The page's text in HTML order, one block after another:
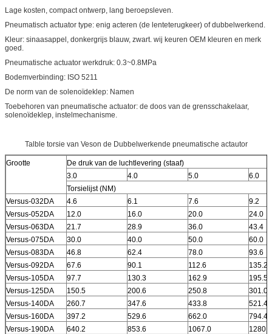
Lage kosten, compact ontwerp, lang beroepsleven.
Pneumatisch actuator type: enig acteren (de lenteterugkeer) of dubbelwerkend.
Kleur: sinaasappel, donkergrijs blauw, zwart. wij keuren OEM kleuren en merk
goed.
Pneumatische actuator werkdruk: 0.3~0.8MPa
Bodemverbinding: ISO 5211
De norm van de solenoïdeklep: Namen
Toebehoren van pneumatische actuator: de doos van de grensschakelaar,
solenoïdeklep, instelmechanisme.
Talble torsie van Veson de Dubbelwerkende pneumatische actautor
Grootte
De druk van de luchtlevering (staaf)
3.0
4.0 5.0
6.0
Torsielijst (NM)
Versus-032DA
4.6 6.1 7.6
9.2
Versus-052DA
12.0 16.0 20.0
24.0
Versus-063DA
21.7 28.9 36.0
43.4
Versus-075DA
30.0 40.0 50.0
60.0
Versus-083DA
46.8 62.4 78.0
93.6
Versus-092DA
67.6 90.1 112.6
135.2
Versus-105DA
97.7 130.3 162.9
195.5
Versus-125DA
150.5 200.6 250.8
301.0
Versus-140DA
260.7 347.6 433.8
521.4
Versus-160DA
397.2 529.6 662.0
794.4
Versus-190DA
640.2 853.6 1067.0
1280.4